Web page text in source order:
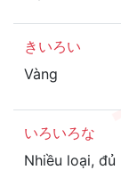
きいろい
Vàng
いろいろな
Nhiều loại, đủ